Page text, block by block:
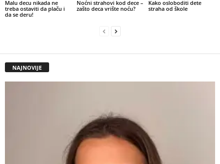
Malu decu nikada ne
treba ostaviti da plaču i
da se deru!
Noćni strahovi kod dece –
zašto deca vrište noću?
Kako osloboditi dete
straha od škole
NAJNOVIJE